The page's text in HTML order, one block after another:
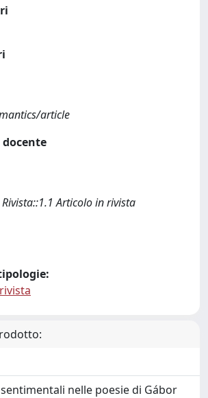
article
Articolo in rivista
sentimentali nelle poesie di Gábor